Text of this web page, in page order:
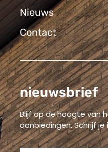
Nieuws
Contact
nieuwsbrief
Blijf op de hoogte van
aanbiedingen. Schrijf je